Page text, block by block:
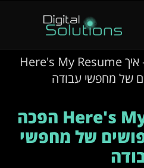
איך Here's My Resume
של מחפשי עבודה
איך Here's My Resume הפכה
של מחפשי